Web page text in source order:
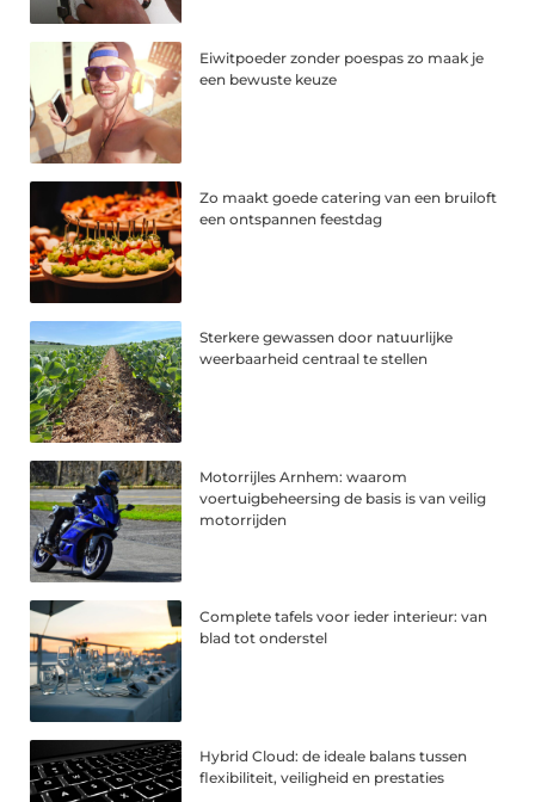
Eiwitpoeder zonder poespas zo maak je
een bewuste keuze
Zo maakt goede catering van een bruiloft
een ontspannen feestdag
Sterkere gewassen door natuurlijke
weerbaarheid centraal te stellen
Motorrijles Arnhem: waarom
voertuigbeheersing de basis is van veilig
motorrijden
Complete tafels voor ieder interieur: van
blad tot onderstel
Hybrid Cloud: de ideale balans tussen
flexibiliteit, veiligheid en prestaties